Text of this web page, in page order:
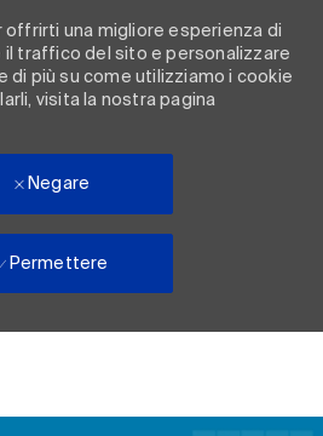
offrirti una migliore esperienza di
il traffico del sito e personalizzare
di più su come utilizziamo i cookie
visita la nostra pagina
Negare
Permettere